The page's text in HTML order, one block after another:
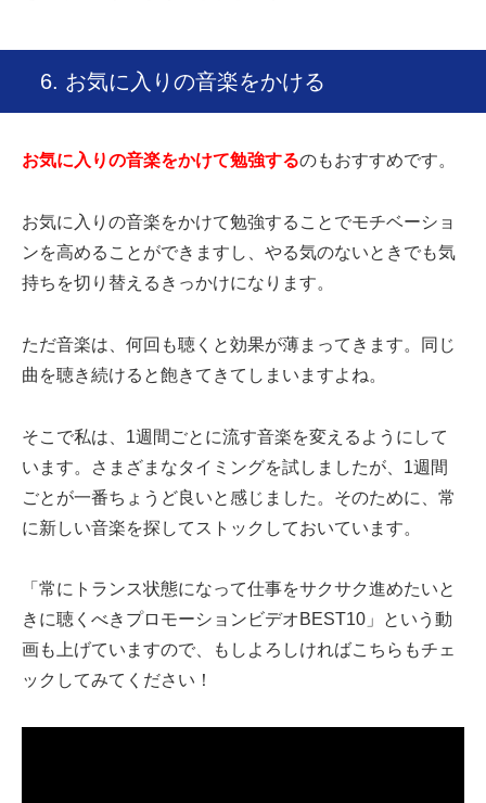
6. お気に入りの音楽をかける
お気に入りの音楽をかけて勉強するのもおすすめです。
お気に入りの音楽をかけて勉強することでモチベーショ
ンを高めることができますし、やる気のないときでも気
持ちを切り替えるきっかけになります。
ただ音楽は、何回も聴くと効果が薄まってきます。同じ
曲を聴き続けると飽きてきてしまいますよね。
そこで私は、1週間ごとに流す音楽を変えるようにして
います。さまざまなタイミングを試しましたが、1週間
ごとが一番ちょうど良いと感じました。そのために、常
に新しい音楽を探してストックしておいています。
「常にトランス状態になって仕事をサクサク進めたいと
きに聴くべきプロモーションビデオBEST10」という動
画も上げていますので、もしよろしければこちらもチェ
ックしてみてください！